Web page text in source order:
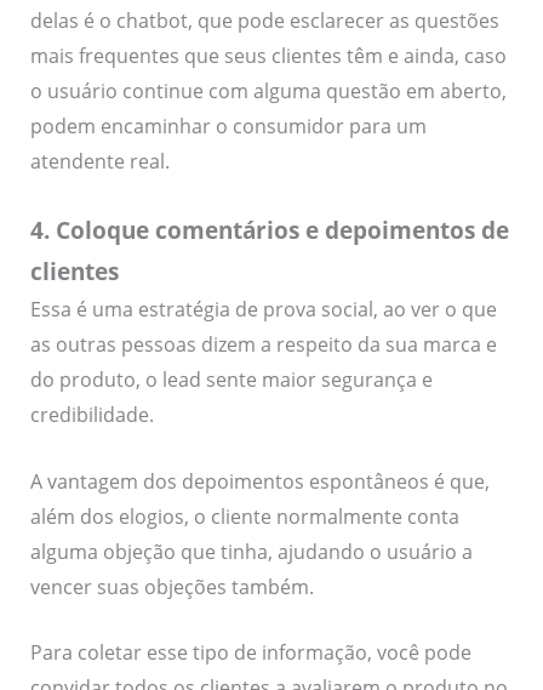
delas é o chatbot, que pode esclarecer as questões
mais frequentes que seus clientes têm e ainda, caso
o usuário continue com alguma questão em aberto,
podem encaminhar o consumidor para um
atendente real.
4. Coloque comentários e depoimentos de
clientes
Essa é uma estratégia de prova social, ao ver o que
as outras pessoas dizem a respeito da sua marca e
do produto, o lead sente maior segurança e
credibilidade.
A vantagem dos depoimentos espontâneos é que,
além dos elogios, o cliente normalmente conta
alguma objeção que tinha, ajudando o usuário a
vencer suas objeções também.
Para coletar esse tipo de informação, você pode